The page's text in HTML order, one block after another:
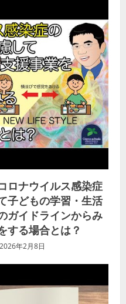
ロナウイルス感染症
子どもの学習・生活
ガイドラインからみ
する場合とは？
2026年2月8日